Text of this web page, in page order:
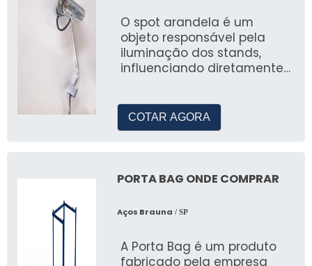
O spot arandela é um
objeto responsável pela
iluminação dos stands,
influenciando diretamente
COTAR AGORA
PORTA BAG ONDE COMPRAR
Aços Brauna / SP
A Porta Bag é um produto
fabricado pela empresa